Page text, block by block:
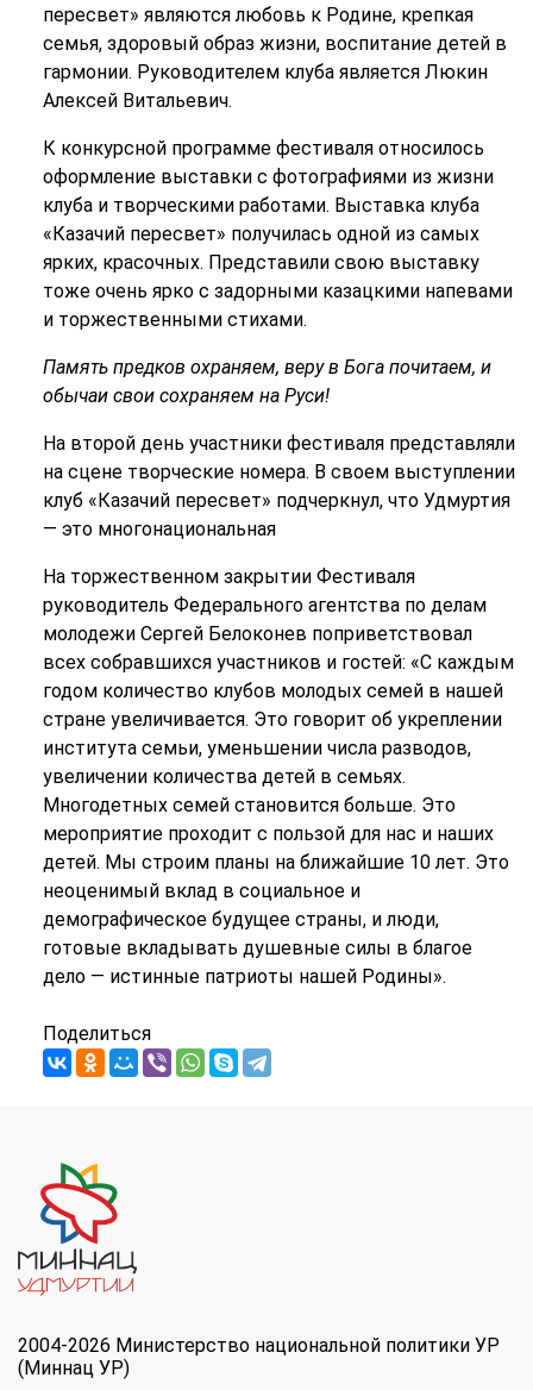
пересвет» являются любовь к Родине, крепкая
семья, здоровый образ жизни, воспитание детей в
гармонии. Руководителем клуба является Люкин
Алексей Витальевич.
К конкурсной программе фестиваля относилось
оформление выставки с фотографиями из жизни
клуба и творческими работами. Выставка клуба
«Казачий пересвет» получилась одной из самых
ярких, красочных. Представили свою выставку
тоже очень ярко с задорными казацкими напевами
и торжественными стихами.
Память предков охраняем, веру в Бога почитаем, и
обычаи свои сохраняем на Руси!
На второй день участники фестиваля представляли
на сцене творческие номера. В своем выступлении
клуб «Казачий пересвет» подчеркнул, что Удмуртия
— это многонациональная
На торжественном закрытии Фестиваля
руководитель Федерального агентства по делам
молодежи Сергей Белоконев поприветствовал
всех собравшихся участников и гостей: «С каждым
годом количество клубов молодых семей в нашей
стране увеличивается. Это говорит об укреплении
института семьи, уменьшении числа разводов,
увеличении количества детей в семьях.
Многодетных семей становится больше. Это
мероприятие проходит с пользой для нас и наших
детей. Мы строим планы на ближайшие 10 лет. Это
неоценимый вклад в социальное и
демографическое будущее страны, и люди,
готовые вкладывать душевные силы в благое
дело — истинные патриоты нашей Родины».
Поделиться
2004-2026 Министерство национальной политики УР
(Миннац УР)